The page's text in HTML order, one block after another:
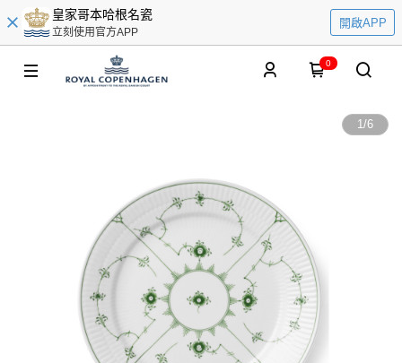
皇家哥本哈根名瓷
立刻使用官方APP
開啟APP
0
1/6